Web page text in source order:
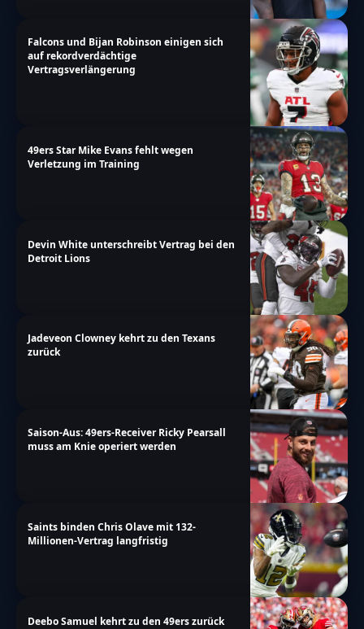
Falcons und Bijan Robinson einigen sich
auf rekordverdächtige
Vertragsverlängerung
49ers Star Mike Evans fehlt wegen
Verletzung im Training
Devin White unterschreibt Vertrag bei den
Detroit Lions
Jadeveon Clowney kehrt zu den Texans
zurück
Saison-Aus: 49ers-Receiver Ricky Pearsall
muss am Knie operiert werden
Saints binden Chris Olave mit 132-
Millionen-Vertrag langfristig
Deebo Samuel kehrt zu den 49ers zurück